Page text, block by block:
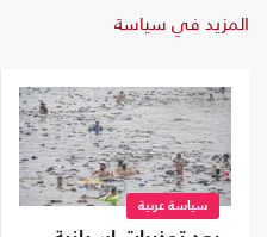
المزيد في سياسة
سياسة عربية